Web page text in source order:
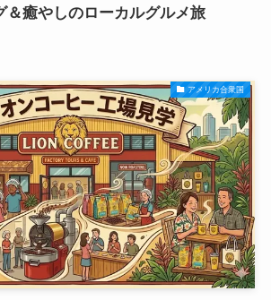
＆癒やしのローカルグルメ旅
アメリカ合衆国